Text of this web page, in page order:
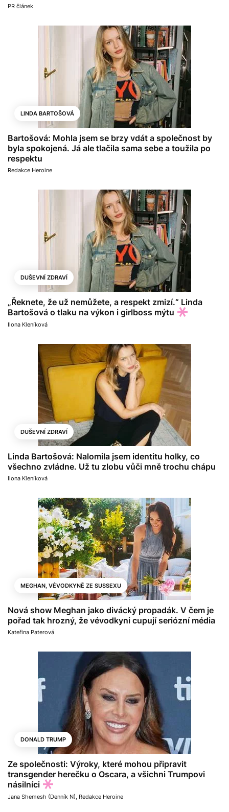
PR článek
LINDA BARTOŠOVÁ
Bartošová: Mohla jsem se brzy vdát a společnost by
byla spokojená. Já ale tlačila sama sebe a toužila po
respektu
Redakce Heroine
DUŠEVNÍ ZDRAVÍ
„Řeknete, že už nemůžete, a respekt zmizí.“ Linda
Bartošová o tlaku na výkon i girlboss mýtu
Ilona Kleníková
DUŠEVNÍ ZDRAVÍ
Linda Bartošová: Nalomila jsem identitu holky, co
všechno zvládne. Už tu zlobu vůči mně trochu chápu
Ilona Kleníková
MEGHAN, VÉVODKYNĚ ZE SUSSEXU
Nová show Meghan jako divácký propadák. V čem je
pořad tak hrozný, že vévodkyni cupují seriózní média
Kateřina Paterová
DONALD TRUMP
Ze společnosti: Výroky, které mohou připravit
transgender herečku o Oscara, a všichni Trumpovi
násilníci
Jana Shemesh (Denník N), Redakce Heroine